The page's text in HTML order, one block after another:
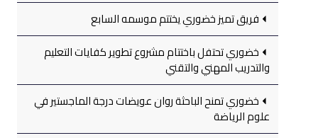
فريق تميز خضوري يختتم موسمه السابع
خضوري تحتفل باختتام مشروع تطوير كفايات التعليم
والتدريب المهني والتقني
خضوري تمنح الباحثة روان عويضات درجة الماجستير في
علوم الرياضة